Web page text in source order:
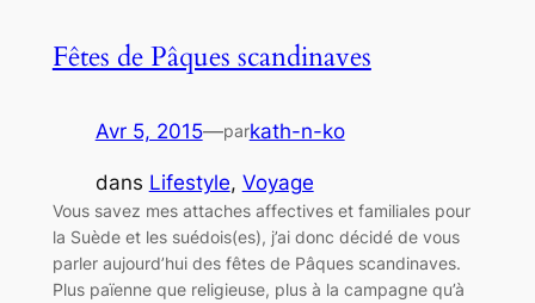
Fêtes de Pâques scandinaves
Avr 5, 2015—parkath-n-ko
dans Lifestyle, Voyage
Vous savez mes attaches affectives et familiales pour
la Suède et les suédois(es), j’ai donc décidé de vous
parler aujourd’hui des fêtes de Pâques scandinaves.
Plus païenne que religieuse, plus à la campagne qu’à